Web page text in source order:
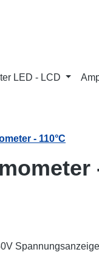
LED - LCD
- 110°C